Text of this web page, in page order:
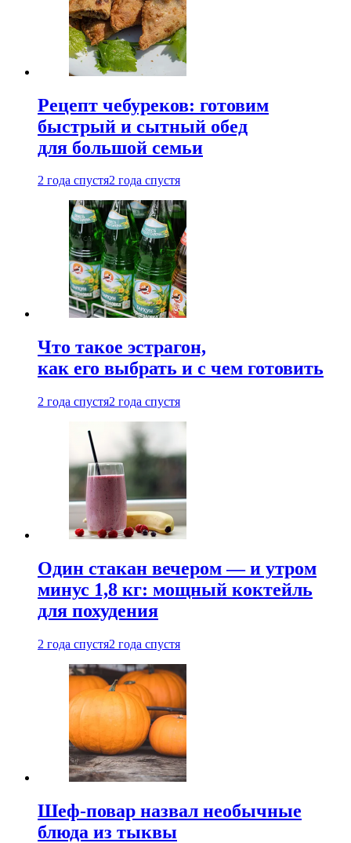
Рецепт чебуреков: готовим
быстрый и сытный обед
для большой семьи
2 года спустя2 года спустя
Что такое эстрагон,
как его выбрать и с чем готовить
2 года спустя2 года спустя
Один стакан вечером — и утром
минус 1,8 кг: мощный коктейль
для похудения
2 года спустя2 года спустя
Шеф-повар назвал необычные
блюда из тыквы